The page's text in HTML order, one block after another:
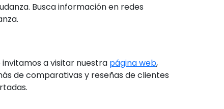
Busca información en redes
invitamos a visitar nuestra página web,
de comparativas y reseñas de clientes